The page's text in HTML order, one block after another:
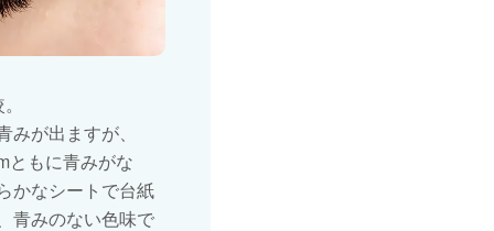
が出ますが、
ともに青みがな
かなシートで台紙
青みのない色味で